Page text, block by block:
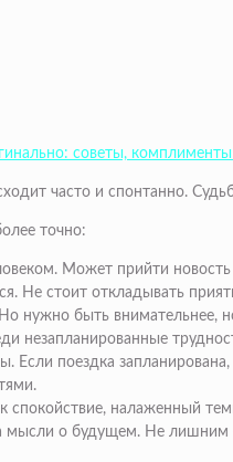
советы,
часто и спонтанно.
точно:
Может прийти
Не стоит откладывать
нужно быть внимательнее,
незапланированные
Если поездка
спокойствие, налаженный
мысли о будущем. Не